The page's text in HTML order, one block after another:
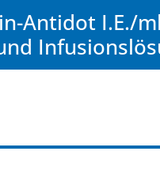
Antidot I.E./